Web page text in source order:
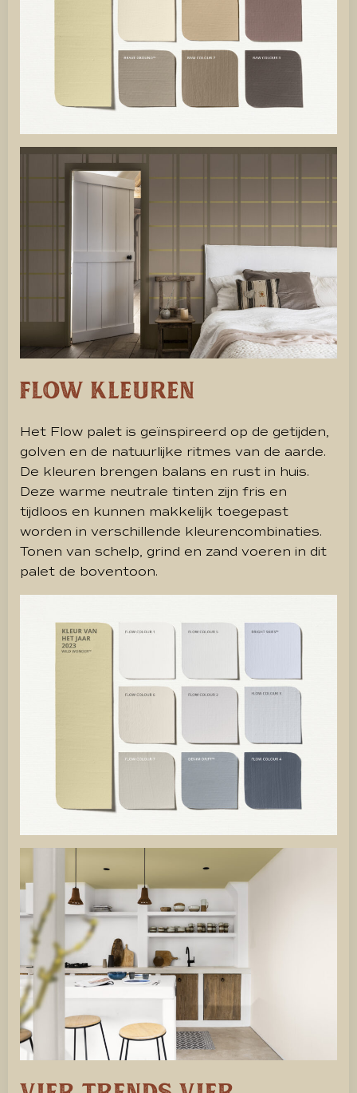
Flow kleuren
Het Flow palet is geïnspireerd op de getijden,
golven en de natuurlijke ritmes van de aarde.
De kleuren brengen balans en rust in huis.
Deze warme neutrale tinten zijn fris en
tijdloos en kunnen makkelijk toegepast
worden in verschillende kleurencombinaties.
Tonen van schelp, grind en zand voeren in dit
palet de boventoon.